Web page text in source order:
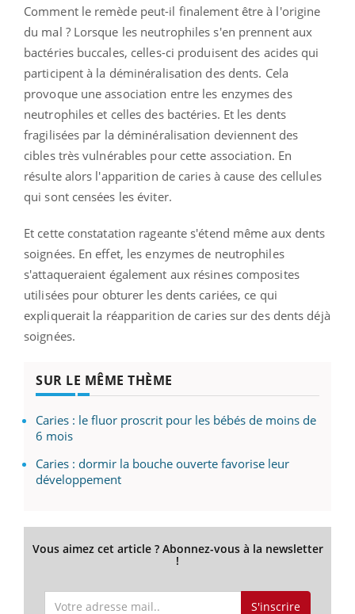
Comment le remède peut-il finalement être à l'origine
du mal ? Lorsque les neutrophiles s'en prennent aux
bactéries buccales, celles-ci produisent des acides qui
participent à la déminéralisation des dents. Cela
provoque une association entre les enzymes des
neutrophiles et celles des bactéries. Et les dents
fragilisées par la déminéralisation deviennent des
cibles très vulnérables pour cette association. En
résulte alors l'apparition de caries à cause des cellules
qui sont censées les éviter.
Et cette constatation rageante s'étend même aux dents
soignées. En effet, les enzymes de neutrophiles
s'attaqueraient également aux résines composites
utilisées pour obturer les dents cariées, ce qui
expliquerait la réapparition de caries sur des dents déjà
soignées.
SUR LE MÊME THÈME
Caries : le fluor proscrit pour les bébés de moins de
6 mois
Caries : dormir la bouche ouverte favorise leur
développement
Vous aimez cet article ? Abonnez-vous à la newsletter
!
S'inscrire